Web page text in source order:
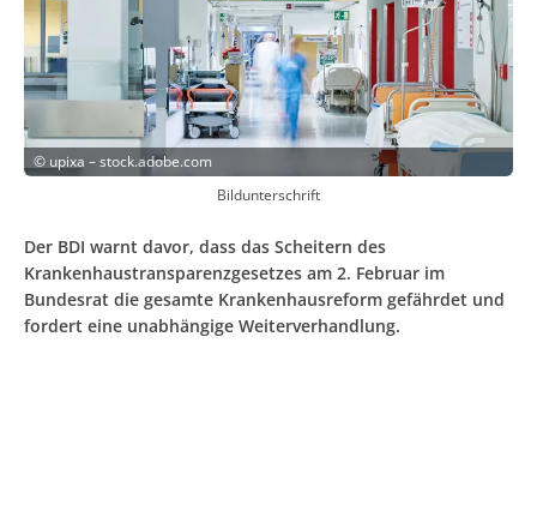
© upixa – stock.adobe.com
Bildunterschrift
Der BDI warnt davor, dass das Scheitern des
Krankenhaustransparenzgesetzes am 2. Februar im
Bundesrat die gesamte Krankenhausreform gefährdet und
fordert eine unabhängige Weiterverhandlung.